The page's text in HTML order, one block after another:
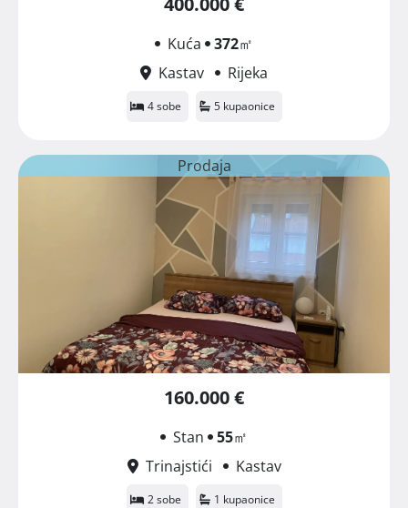
Kuća 372㎡
Kastav
Rijeka
4 sobe 5 kupaonice
Prodaja
160.000 €
Stan 55㎡
Trinajstići
Kastav
2 sobe 1 kupaonice